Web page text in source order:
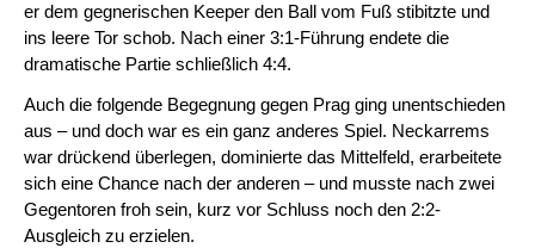
er dem gegnerischen Keeper den Ball vom Fuß stibitzte und
ins leere Tor schob. Nach einer 3:1-Führung endete die
dramatische Partie schließlich 4:4.
Auch die folgende Begegnung gegen Prag ging unentschieden
aus – und doch war es ein ganz anderes Spiel. Neckarrems
war drückend überlegen, dominierte das Mittelfeld, erarbeitete
sich eine Chance nach der anderen – und musste nach zwei
Gegentoren froh sein, kurz vor Schluss noch den 2:2-
Ausgleich zu erzielen.